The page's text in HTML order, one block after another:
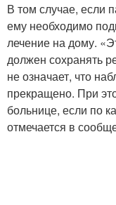
В том случае, если
ему необходимо
лечение на дому.
должен сохранять
не означает, что
прекращено. При
больнице, если по
отмечается в